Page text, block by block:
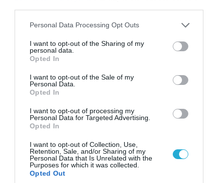
Please note that this website/app uses one or more Google
not limited to your visit or usage behaviour. You may click to
grant or deny consent to Google and its third-party tags to
use your data for below specified purposes in below Google
consent section.
Personal Data Processing Opt Outs
I want to opt-out of the Sharing of my
personal data.
Opted In
I want to opt-out of the Sale of my
Personal Data.
Opted In
I want to opt-out of processing my
Personal Data for Targeted Advertising.
Opted In
I want to opt-out of Collection, Use,
Retention, Sale, and/or Sharing of my
Personal Data that Is Unrelated with the
Purposes for which it was collected.
Opted Out
08.08.2026 | 09:02
«Η απόλυτη τραγωδία»: Η «αιχμηρή» ανάρτηση